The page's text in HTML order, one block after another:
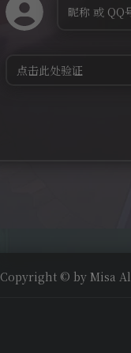
Copyright © by Misa